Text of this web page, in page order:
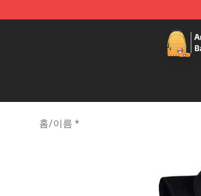
Anime Backpack Shop - Official
홈/이름 *